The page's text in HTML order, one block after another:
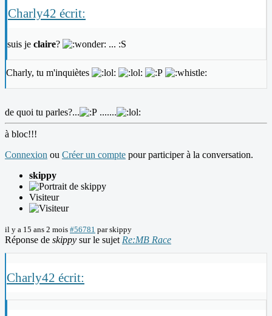
Charly42 écrit:
suis je claire? ... :S
Charly, tu m'inquiètes
de quoi tu parles?... .......
à bloc!!!
Connexion ou Créer un compte pour participer à la conversation.
skippy
Visiteur
il y a 15 ans 2 mois #56781 parskippy
Réponse de skippy sur le sujet Re:MB Race
Charly42 écrit: